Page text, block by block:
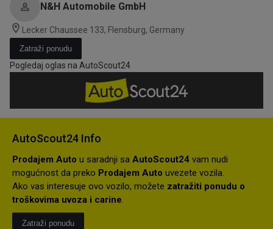
N&H Automobile GmbH
Lecker Chaussee 133, Flensburg, Germany
Zatraži ponudu
Pogledaj oglas na AutoScout24
AutoScout24 Info
Prodajem Auto u saradnji sa AutoScout24 vam nudi
mogućnost da preko Prodajem Auto uvezete vozila.
Ako vas interesuje ovo vozilo, možete zatražiti ponudu o
troškovima uvoza i carine.
Zatraži ponudu